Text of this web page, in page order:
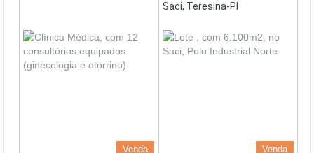
Venda
Saci, Teresina-PI
Venda